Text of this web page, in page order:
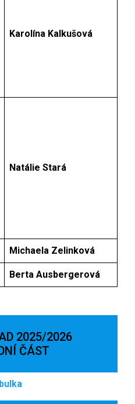
Karolína Kalkušová
Natálie Stará
Michaela Zelinková
Berta Ausbergerová
2025/2026
ČÁST